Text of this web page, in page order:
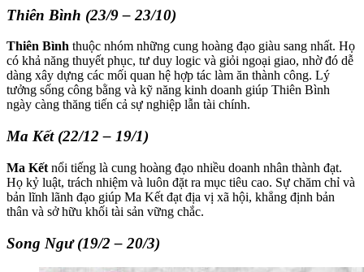
Thiên Bình (23/9 – 23/10)
Thiên Bình thuộc nhóm những cung hoàng đạo giàu sang nhất. Họ
có khả năng thuyết phục, tư duy logic và giỏi ngoại giao, nhờ đó dễ
dàng xây dựng các mối quan hệ hợp tác làm ăn thành công. Lý
tưởng sống công bằng và kỹ năng kinh doanh giúp Thiên Bình
ngày càng thăng tiến cả sự nghiệp lẫn tài chính.
Ma Kết (22/12 – 19/1)
Ma Kết nổi tiếng là cung hoàng đạo nhiều doanh nhân thành đạt.
Họ kỷ luật, trách nhiệm và luôn đặt ra mục tiêu cao. Sự chăm chỉ và
bản lĩnh lãnh đạo giúp Ma Kết đạt địa vị xã hội, khẳng định bản
thân và sở hữu khối tài sản vững chắc.
Song Ngư (19/2 – 20/3)